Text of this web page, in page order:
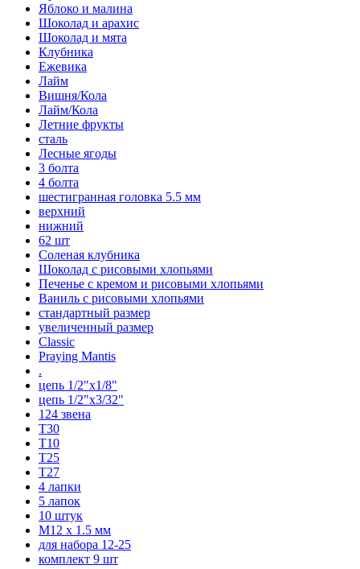
Яблоко и малина
Шоколад и арахис
Шоколад и мята
Клубника
Ежевика
Лайм
Вишня/Кола
Лайм/Кола
Летние фрукты
сталь
Лесные ягоды
3 болта
4 болта
шестигранная головка 5.5 мм
верхний
нижний
62 шт
Соленая клубника
Шоколад с рисовыми хлопьями
Печенье с кремом и рисовыми хлопьями
Ваниль с рисовыми хлопьями
стандартный размер
увеличенный размер
Classic
Praying Mantis
.
цепь 1/2"x1/8"
цепь 1/2"x3/32"
124 звена
T30
T10
T25
T27
4 лапки
5 лапок
10 штук
М12 x 1.5 мм
для набора 12-25
комплект 9 шт